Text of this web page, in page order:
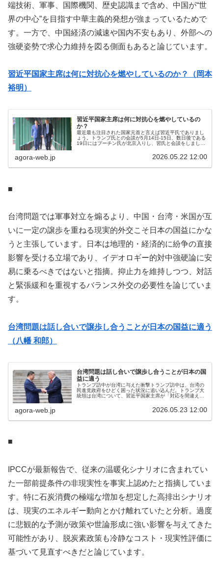
端技術、軍事、国際機関、歴史認識まで含め、中国が“世
界の中心”を目指す中華主義的発想が強まっているためで
す。一方で、中国経済の減速や国内不安もあり、外部への
強硬姿勢で求心力維持を図る側面もあると論じています。
習近平国家主席は何に対抗心を燃やしているのか？（岡本
裕明）
習近平国家主席は何に対抗心を燃やしているの
か？
最近最も注目された国家元首と言えば習近平氏でありまし
ょう。トランプ氏との会談が5月14日-15日、数日後である
19日にはプーチン氏が北京入りし、習氏と会談をしまし
agora-web.jp 2026.05.22 12:00
■
台湾問題では軍事対立を煽るより、中国・台湾・米国が互
いに一定の譲歩を重ねる現実的外交こそ日本の国益にかな
うと主張しています。日本は地理的・経済的に紛争の直接
影響を受ける立場であり、イデオロギー的対中強硬論に安
易に乗るべきではないと指摘。抑止力を維持しつつ、対話
と緊張緩和を重視するバランス外交の必要性を論じていま
す。
台湾問題は話し合いで譲歩し合うことが日本の国益に適う
（八幡 和郎）
台湾問題は話し合いで譲歩し合うことが日本の国
益に適う
トランプ訪中が台湾に与えた衝撃トランプ訪中は、台湾の
民進党政府をひどく困った状況に追い込んだ。トランプ大
統領は台湾について、習近平国家主席が「対応を間違えれ
のに対して、台湾を守る明確な姿勢...
agora-web.jp 2026.05.23 12:00
■
IPCCが最新報告で、従来の温暖化シナリオに含まれてい
た一部前提条件の非現実性を事実上認めたと指摘していま
す。特に石炭消費の極端な増加を想定した高排出シナリオ
は、現実のエネルギー動向とかけ離れていたと分析。過度
に悲観的な予測が政策や世論形成に強い影響を与えてきた
可能性があり、脱炭素政策も冷静なコスト・現実性評価に
基づいて見直すべきだと論じています。